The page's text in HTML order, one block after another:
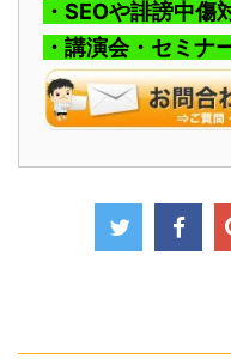
・SEOや誹謗中傷
・講演会・セミナ